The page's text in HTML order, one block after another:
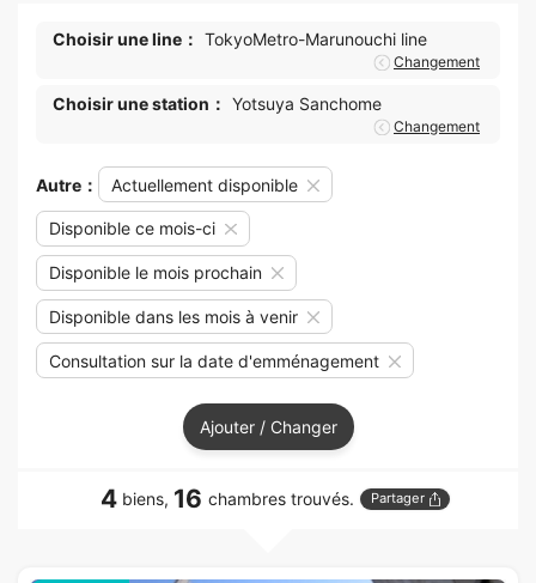
Choisir une line： TokyoMetro-Marunouchi line
Changement
Choisir une station： Yotsuya Sanchome
Changement
Autre： Actuellement disponible
Disponible ce mois-ci
Disponible le mois prochain
Disponible dans les mois à venir
Consultation sur la date d'emménagement
Ajouter / Changer
4 biens, 16 chambres trouvés. Partager